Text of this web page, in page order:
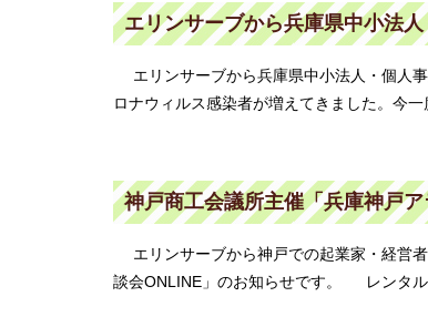
エリンサーブから兵庫県中小法
エリンサーブから兵庫県中小法人・個人
ロナウィルス感染者が増えてきました。今
神戸商工会議所主催「兵庫神戸
エリンサーブから神戸での起業家・経営
談会ONLINE」のお知らせです。 レンタル